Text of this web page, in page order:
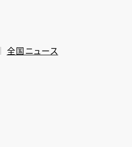
全国ニュース